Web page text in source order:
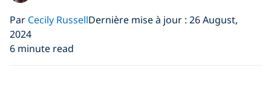
Par Cecily RussellDernière mise à jour : 26 August,
2024
6 minute read